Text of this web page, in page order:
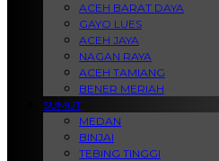
ACEH BARAT DAYA
GAYO LUES
ACEH JAYA
NAGAN RAYA
ACEH TAMIANG
BENER MERIAH
SUMUT
MEDAN
BINJAI
TEBING TINGGI